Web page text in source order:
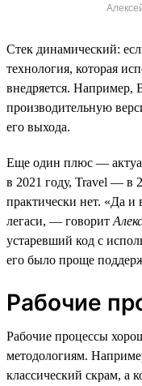
Стек динамический:
технология, которая
внедряется.
производительную
его выхода.
Еще один плюс —
в 2021 году, Travel — в
практически нет. «Да и
легаси, — говорит
устаревший код с
его было проще
Рабочие
Рабочие процессы
методологиям.
классический скрам, а